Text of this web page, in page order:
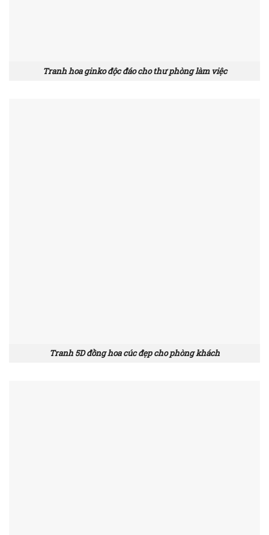
Tranh hoa ginko độc đáo cho thư phòng làm việc
Tranh 5D đồng hoa cúc đẹp cho phòng khách